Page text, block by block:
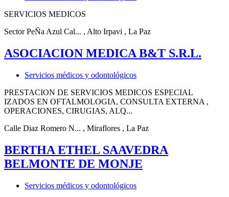
SERVICIOS MEDICOS
Sector PeÑa Azul Cal... , Alto Irpavi , La Paz
ASOCIACION MEDICA B&T S.R.L.
Servicios médicos y odontológicos
PRESTACION DE SERVICIOS MEDICOS ESPECIAL
IZADOS EN OFTALMOLOGIA, CONSULTA EXTERNA ,
OPERACIONES, CIRUGIAS, ALQ...
Calle Diaz Romero N... , Miraflores , La Paz
BERTHA ETHEL SAAVEDRA
BELMONTE DE MONJE
Servicios médicos y odontológicos